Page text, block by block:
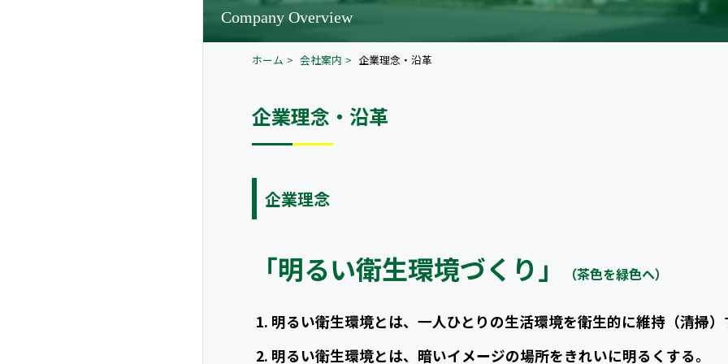
Company Overview
ホーム 会社案内 企業理念・沿革
企業理念・沿革
企業理念
「明るい衛生環境づくり」 （茶色を緑色へ）
明るい衛生環境とは、一人ひとりの生活環境を衛生的に維持（清掃
明るい衛生環境とは、暗いイメージの場所をきれいに明るくする。